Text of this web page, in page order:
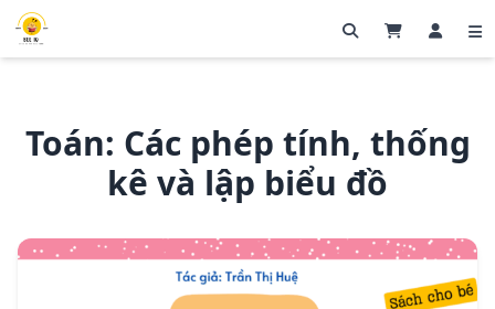
Toán: Các phép tính, thống
kê và lập biểu đồ